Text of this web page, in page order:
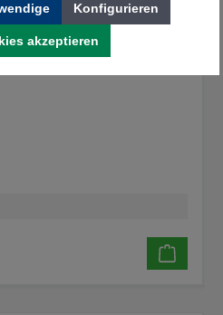
Konfigurieren
akzeptieren